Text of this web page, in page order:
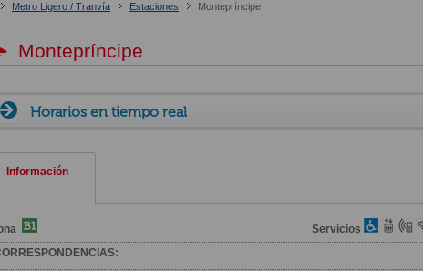
Metro Ligero / Tranvía Estaciones Montepríncipe
Montepríncipe
Horarios en tiempo real
Información
Servicios